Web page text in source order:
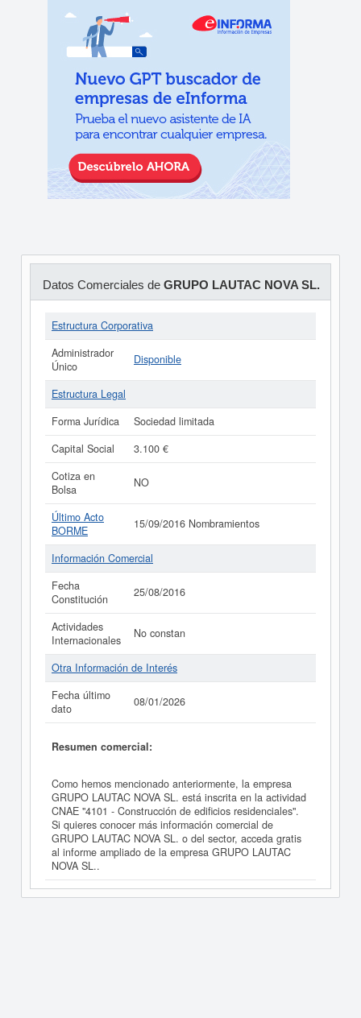
Datos Comerciales de GRUPO LAUTAC NOVA SL.
Estructura Corporativa
Administrador
Único
Disponible
Estructura Legal
Forma Jurídica
Sociedad limitada
Capital Social
3.100 €
Cotiza en
Bolsa
NO
Último Acto
BORME
15/09/2016 Nombramientos
Información Comercial
Fecha
Constitución
25/08/2016
Actividades
Internacionales
No constan
Otra Información de Interés
Fecha último
dato
08/01/2026
Resumen comercial:
Como hemos mencionado anteriormente, la empresa
GRUPO LAUTAC NOVA SL. está inscrita en la actividad
CNAE "4101 - Construcción de edificios residenciales".
Si quieres conocer más información comercial de
GRUPO LAUTAC NOVA SL. o del sector, acceda gratis
al informe ampliado de la empresa GRUPO LAUTAC
NOVA SL..